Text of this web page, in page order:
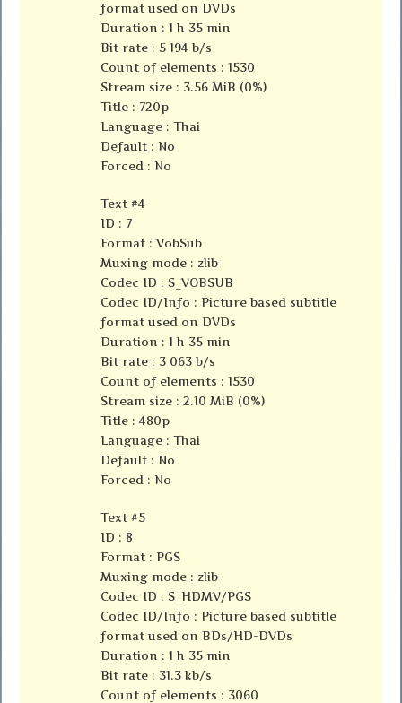
format used on DVDs
Duration : 1 h 35 min
Bit rate : 5 194 b/s
Count of elements : 1530
Stream size : 3.56 MiB (0%)
Title : 720p
Language : Thai
Default : No
Forced : No
Text #4
ID : 7
Format : VobSub
Muxing mode : zlib
Codec ID : S_VOBSUB
Codec ID/Info : Picture based subtitle
format used on DVDs
Duration : 1 h 35 min
Bit rate : 3 063 b/s
Count of elements : 1530
Stream size : 2.10 MiB (0%)
Title : 480p
Language : Thai
Default : No
Forced : No
Text #5
ID : 8
Format : PGS
Muxing mode : zlib
Codec ID : S_HDMV/PGS
Codec ID/Info : Picture based subtitle
format used on BDs/HD-DVDs
Duration : 1 h 35 min
Bit rate : 31.3 kb/s
Count of elements : 3060